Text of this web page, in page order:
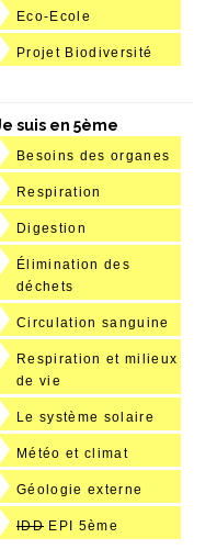
Eco-Ecole
Projet Biodiversité
suis en 5ème
Besoins des organes
Respiration
Digestion
Élimination des
déchets
Circulation sanguine
Respiration et milieux
de vie
Le système solaire
Météo et climat
Géologie externe
IDD EPI 5ème